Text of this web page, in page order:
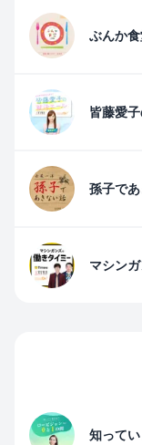
ぶんか
皆藤愛
孫子で
マシン
知って